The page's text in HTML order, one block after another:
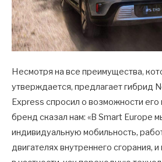
Несмотря на все преимущества,
утверждается, предлагает гибрид
Express спросил о возможности его
бренд сказал нам: «В Smart Europe
индивидуальную мобильность,
двигателях внутреннего сгорания,